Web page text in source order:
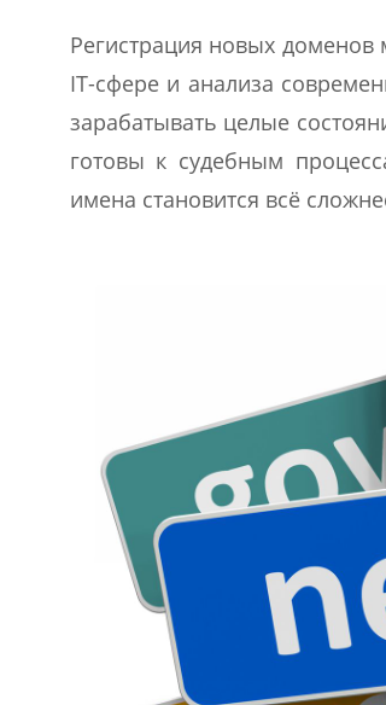
Регистрация новых доменов
IT-сфере и анализа
зарабатывать целые
готовы к судебным
имена становится всё